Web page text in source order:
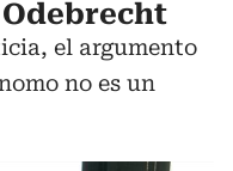
el argumento
no es un